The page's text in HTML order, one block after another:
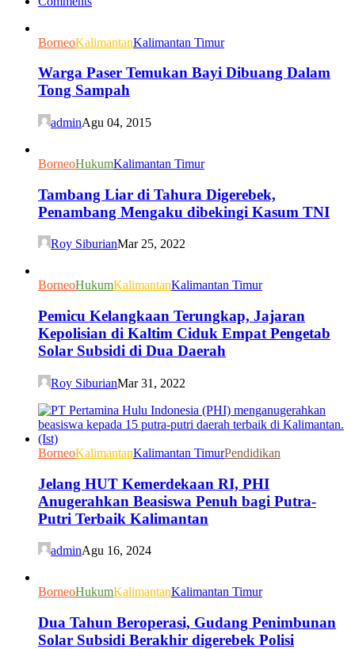
BorneoKalimantanKalimantan Timur
Warga Paser Temukan Bayi Dibuang Dalam
Tong Sampah
adminAgu 04, 2015
BorneoHukumKalimantan Timur
Tambang Liar di Tahura Digerebek,
Penambang Mengaku dibekingi Kasum TNI
Roy SiburianMar 25, 2022
BorneoHukumKalimantanKalimantan Timur
Pemicu Kelangkaan Terungkap, Jajaran
Kepolisian di Kaltim Ciduk Empat Pengetab
Solar Subsidi di Dua Daerah
Roy SiburianMar 31, 2022
BorneoKalimantanKalimantan TimurPendidikan
Jelang HUT Kemerdekaan RI, PHI
Anugerahkan Beasiswa Penuh bagi Putra-
Putri Terbaik Kalimantan
adminAgu 16, 2024
BorneoHukumKalimantanKalimantan Timur
Dua Tahun Beroperasi, Gudang Penimbunan
Solar Subsidi Berakhir digerebek Polisi